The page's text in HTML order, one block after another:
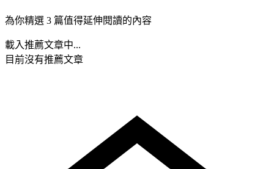
為你精選 3 篇值得延伸閱讀的內容
載入推薦文章中...
目前沒有推薦文章